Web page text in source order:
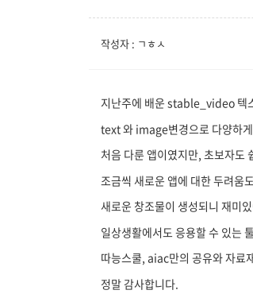
작성자 : ㄱㅎㅅ
지난주에 배운 stable_video 텍
text 와 image변경으로 다양하게
처음 다룬 앱이였지만, 초보자도
조금씩 새로운 앱에 대한 두려움
새로운 창조물이 생성되니 재미
일상생활에서도 응용할 수 있는
따능스쿨, aiac만의 공유와 자료
정말 감사합니다.